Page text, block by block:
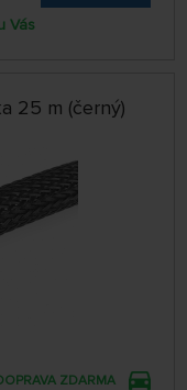
Vás
25 m (černý)
ZDARMA